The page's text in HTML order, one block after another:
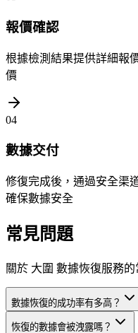
報價確認
根據檢測結果提供詳細報
價
04
數據交付
修復完成後，通過安全渠
確保數據安全
常見問題
關於 大圍 數據恢復服務的
數據恢復的成功率有多高？
恢復的數據會被洩露嗎？